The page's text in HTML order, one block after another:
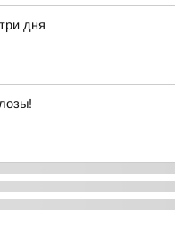
дня